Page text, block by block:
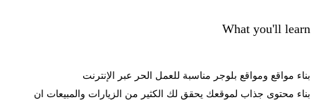
What you'll learn
بناء مواقع ومواقع بلوجر مناسبة للعمل الحر عبر الإنترنت
بناء محتوى جذاب لموقعك يحقق لك الكثير من الزيارات والمبيعات ان